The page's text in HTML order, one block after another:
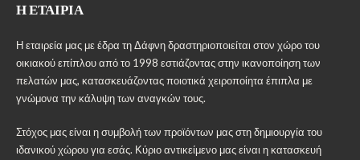
Η ΕΤΑΙΡΊΑ
Η εταιρεία μας με έδρα τη Δάφνη δραστηριοποιείται στον χώρο του
οικιακού επίπλου από το 1998 εστιάζοντας στην ικανοποίηση των
πελατών μας, κατασκευάζοντας ποιοτικά χειροποίητα έπιπλα με
γνώμονα την κάλυψη των αναγκών τους.
Στόχος μας είναι η συμβολή των προϊόντων μας στη δημιουργία του
ιδανικού χώρου για εσάς. Κύριο αντικείμενο μας είναι η κατασκευή